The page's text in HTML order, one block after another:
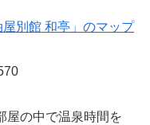
屋別館 和亭」のマップ
屋の中で温泉時間を